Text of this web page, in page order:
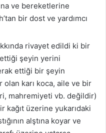
ve bereketlerine
bir dost ve yardımcı
rivayet edildi ki bir
şeyin yerini
ettiği bir şeyin
karı koca, aile ve bir
mahremiyeti vb. değildir)
üzerine yukarıdaki
alştına koyar ve